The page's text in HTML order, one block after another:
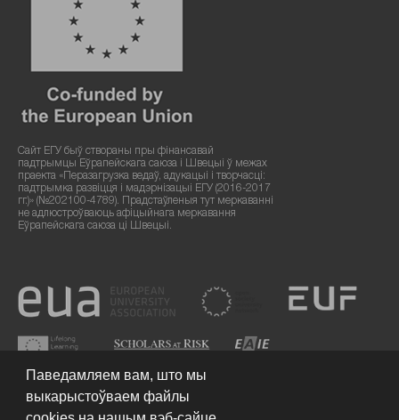
Сайт ЕГУ быў створаны пры фінансавай
падтрымцы Еўрапейскага саюза і Швецыі ў межах
праекта «Перазагрузка ведаў, адукацыі і творчасці:
падтрымка развіцця і мадэрнізацыі ЕГУ (2016-2017
гг.)» (№202100-4789). Прадстаўленыя тут меркаванні
не адлюстроўваюць афіцыйнага меркавання
Еўрапейскага саюза ці Швецыі.
Паведамляем вам, што мы
выкарыстоўваем файлы